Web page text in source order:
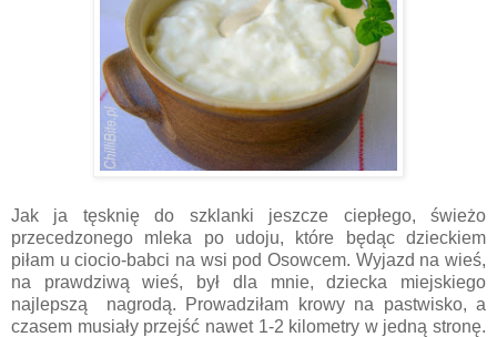
Jak ja tęsknię do szklanki jeszcze ciepłego, świeżo
przecedzonego mleka po udoju, które będąc dzieckiem
piłam u ciocio-babci na wsi pod Osowcem. Wyjazd na wieś,
na prawdziwą wieś, był dla mnie, dziecka miejskiego
najlepszą nagrodą. Prowadziłam krowy na pastwisko, a
czasem musiały przejść nawet 1-2 kilometry w jedną stronę.